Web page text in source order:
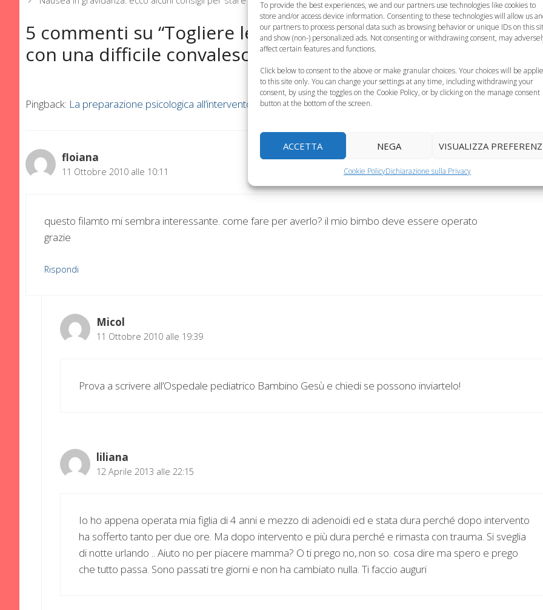
To provide the best experiences, we and our partners use technologies like cookies to
store and/or access device information. Consenting to these technologies will allow us
our partners to process personal data such as browsing behavior or unique IDs on this
and show (non-) personalized ads. Not consenting or withdrawing consent, may
affect certain features and functions.
Click below to consent to the above or make granular choices. Your choices will be
to this site only. You can change your settings at any time, including withdrawing your
consent, by using the toggles on the Cookie Policy, or by clicking on the manage consent
button at the bottom of the screen.
ACCETTA NEGA VISUALIZZA
Cookie PolicyDichiarazione sulla Privacy
5 commenti su “Togliere le adenoidi, operazione possibile
con una difficile convalescenza”
Pingback: La preparazione psicologica all’intervento chirurgico nei bambini - Tutto Mamma
floiana
11 Ottobre 2010 alle 10:11
questo filamto mi sembra interessante. come fare per averlo? il mio bimbo deve essere operato
grazie
Rispondi
Micol
11 Ottobre 2010 alle 19:39
Prova a scrivere all’Ospedale pediatrico Bambino Gesù e chiedi se possono inviartelo!
liliana
12 Aprile 2013 alle 22:15
Io ho appena operata mia figlia di 4 anni e mezzo di adenoidi ed e stata dura perché dopo intervento
ha sofferto tanto per due ore. Ma dopo intervento e più dura perché e rimasta con trauma. Si sveglia
di notte urlando .. Aiuto no per piacere mamma? O ti prego no,.non so. cosa dire ma spero e prego
che tutto passa. Sono passati tre giorni e non ha cambiato nulla. Ti faccio auguri